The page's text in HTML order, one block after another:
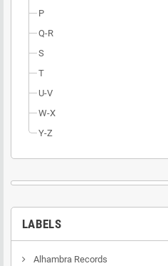
P
Q-R
S
T
U-V
W-X
Y-Z
LABELS
Alhambra Records